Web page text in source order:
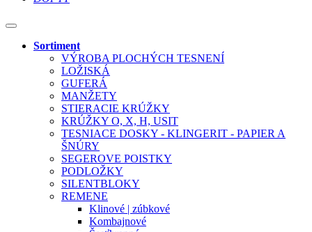
Sortiment
VÝROBA PLOCHÝCH TESNENÍ
LOŽISKÁ
GUFERÁ
MANŽETY
STIERACIE KRÚŽKY
KRÚŽKY O, X, H, USIT
TESNIACE DOSKY - KLINGERIT - PAPIER A
ŠNÚRY
SEGEROVE POISTKY
PODLOŽKY
SILENTBLOKY
REMENE
Klinové | zúbkové
Kombajnové